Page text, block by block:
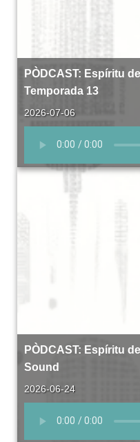
PÒDCAST: Espíritu
Temporada 13
2026-07-06
PÒDCAST: Espíritu
Sound
2026-06-24